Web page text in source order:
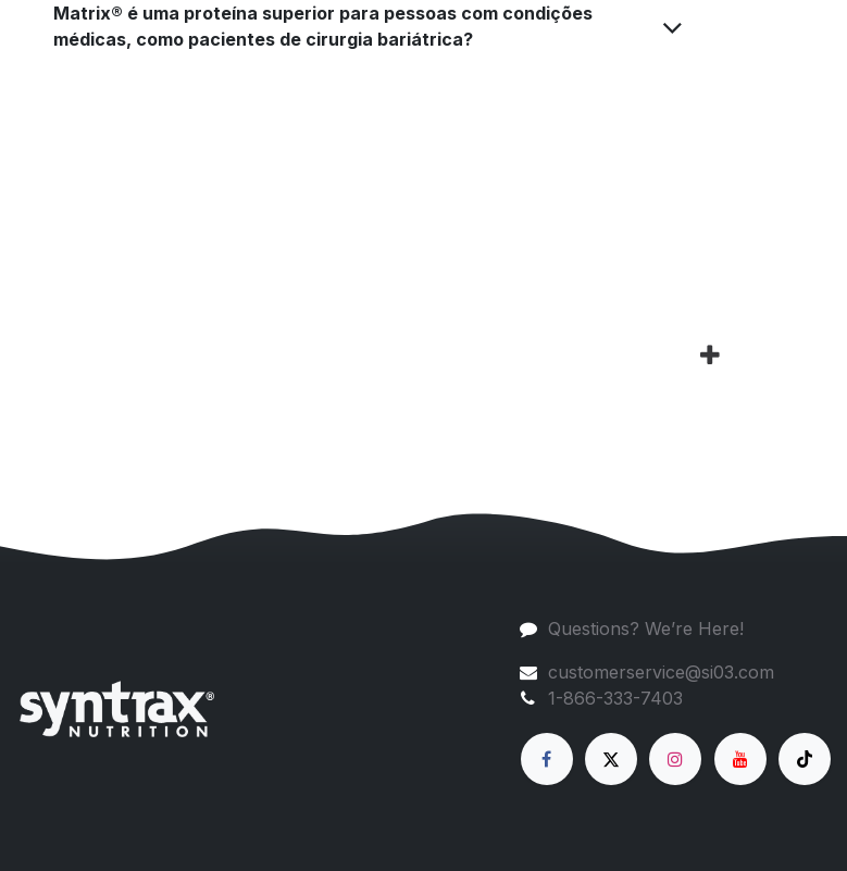
Matrix® é uma proteína superior para pessoas com condições
médicas, como pacientes de cirurgia bariátrica?
Questions? We’re Here!
customerservice@si03.com
1-866-333-7403